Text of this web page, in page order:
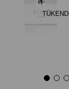
TÜKENDI